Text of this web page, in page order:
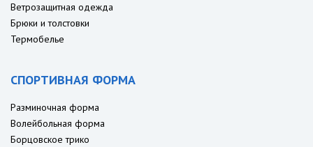
Ветрозащитная одежда
Брюки и толстовки
Термобелье
СПОРТИВНАЯ ФОРМА
Разминочная форма
Волейбольная форма
Борцовское трико